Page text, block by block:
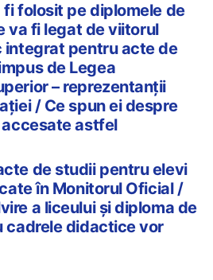
fi folosit pe diplomele de
va fi legat de viitorul
integrat pentru acte de
de Legea
– reprezentanții
/ Ce spun ei despre
astfel
de studii pentru elevi
în Monitorul Oficial /
a liceului și diploma de
cadrele didactice vor